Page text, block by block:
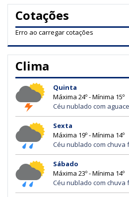
Cotações
Erro ao carregar cotações
Clima
Quinta
Máxima 24º - Mínima 15º
Céu nublado com
Sexta
Máxima 19º - Mínima 14º
Céu nublado com chuva
Sábado
Máxima 23º - Mínima 14º
Céu nublado com chuva